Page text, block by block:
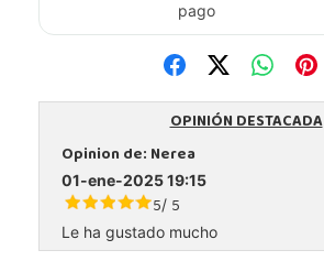
OPINIÓN DESTACADA
Opinion de:Nerea
01-ene-2025 19:15
5/ 5
Le ha gustado mucho